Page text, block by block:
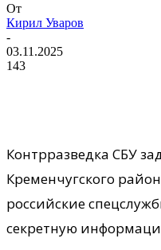
От
Кирил Уваров
-
03.11.2025
143
Контрразведка СБУ
Кременчугского
российские
секретную